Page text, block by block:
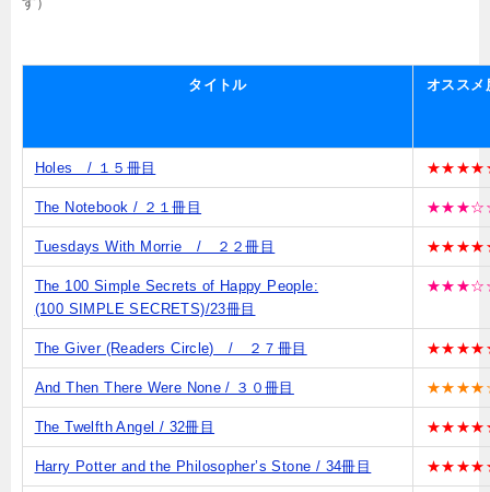
タイトル オススメ
Holes / １５冊目
The Notebook / ２１冊目
Tuesdays With Morrie / ２２冊目
The 100 Simple Secrets of Happy People:
(100 SIMPLE SECRETS)/23冊目
The Giver (Readers Circle) / ２７冊目
And Then There Were None / ３０冊目
The Twelfth Angel / 32冊目
Harry Potter and the Philosopher’s Stone / 34冊目